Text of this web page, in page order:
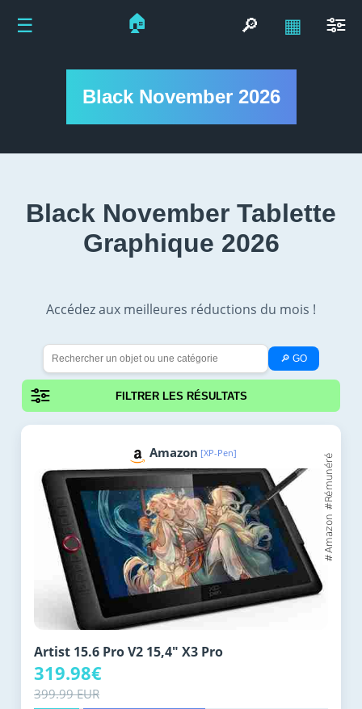
Black November 2026
Black November Tablette
Graphique 2026
Accédez aux meilleures réductions du mois !
🔎 GO
☰ 🏠 🔎 ▦
FILTRER LES RÉSULTATS
Amazon [XP-Pen]
Artist 15.6 Pro V2 15,4" X3 Pro
319.98€
399.99 EUR